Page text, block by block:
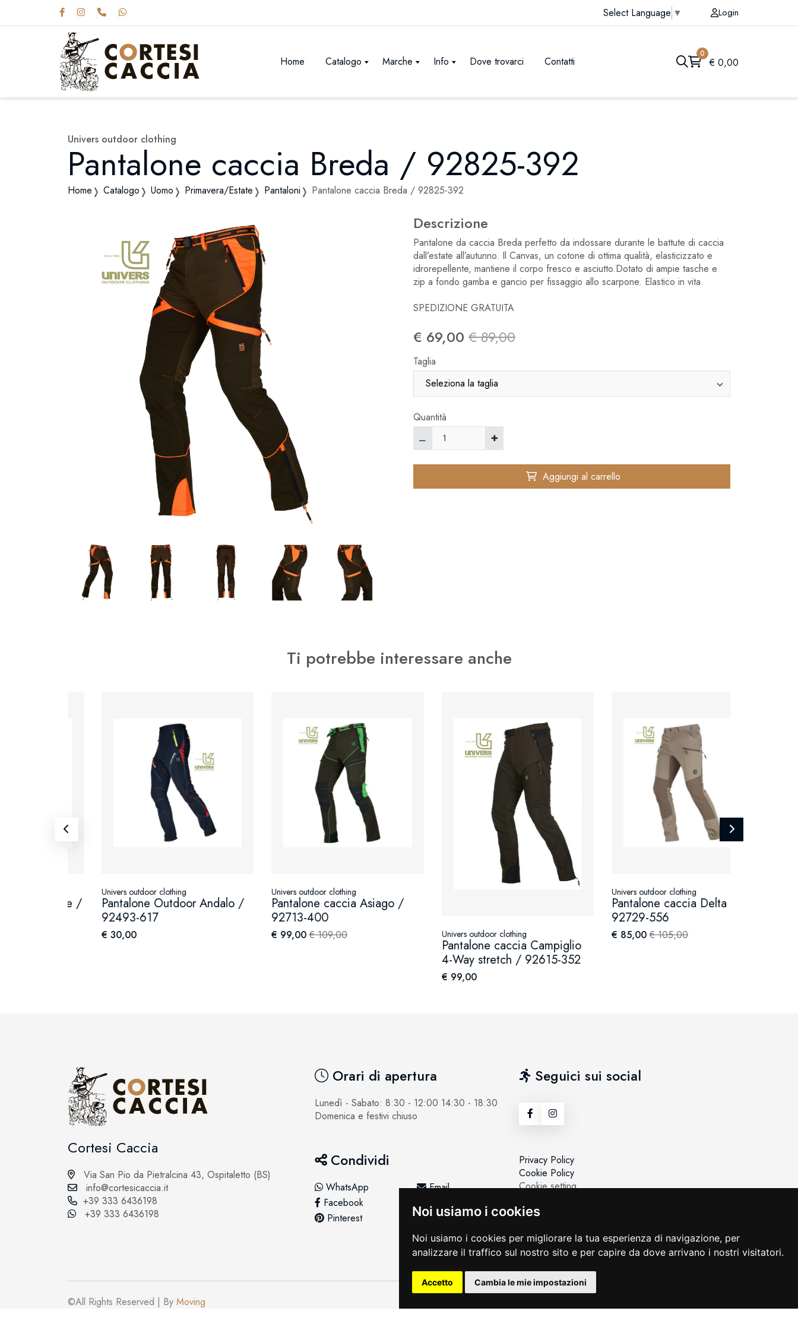
Noi usiamo i cookies
Noi usiamo i cookies per migliorare la tua esperienza di navigazione, per
analizzare il traffico sul nostro sito e per capire da dove arrivano i nostri visitatori.
Accetto Cambia le mie impostazioni
Select Language ▼ Login
Home Catalogo Marche Info Dove trovarci Contatti
0
€ 0,00
Univers outdoor clothing
Pantalone caccia Breda / 92825-392
Home Catalogo Uomo Primavera/Estate Pantaloni Pantalone caccia Breda / 92825-392
Descrizione
Pantalone da caccia Breda perfetto da indossare durante le battute di caccia
dall’estate all’autunno. Il Canvas, un cotone di ottima qualità, elasticizzato e
idrorepellente, mantiene il corpo fresco e asciutto.Dotato di ampie tasche e
zip a fondo gamba e gancio per fissaggio allo scarpone. Elastico in vita.
SPEDIZIONE GRATUITA
€ 69,00 € 89,00
Taglia
Quantità
⚊ ✚
Aggiungi al carrello
Ti potrebbe interessare anche
Univers outdoor clothing
Pantalone Outdoor Andalo /
92493-617
€ 30,00
Univers outdoor clothing
Pantalone caccia Asiago /
92713-400
€ 99,00 € 109,00 Univers outdoor clothing
Pantalone caccia Campiglio
4-Way stretch / 92615-352
€ 99,00
Univers outdoor clothing
Pantalone caccia Delta /
92729-556
€ 85,00 € 105,00
Cortesi Caccia
Via San Pio da Pietralcina 43, Ospitaletto (BS)
info@cortesicaccia.it
+39 333 6436198
+39 333 6436198
Orari di apertura
Lunedì - Sabato: 8:30 - 12:00 14:30 - 18:30
Domenica e festivi chiuso
Condividi
WhatsApp
Email
Facebook
Twitter
Pinterest
LinkedIn
Seguici sui social
Privacy Policy
Cookie Policy
Cookie setting
©All Rights Reserved | By Moving